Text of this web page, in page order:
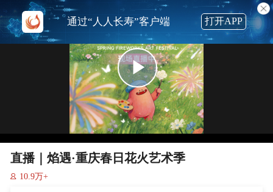
通过“人人长寿”客户端 打开APP
直播｜焰遇·重庆春日花火艺术季
10.9万+